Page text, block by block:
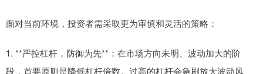
面对当前环境，投资者需采取更为审慎和灵活的策略：
1. **严控杠杆，防御为先**：在市场方向未明、波动加大的阶
段，首要原则是降低杠杆倍数。过高的杠杆会急剧放大波动风